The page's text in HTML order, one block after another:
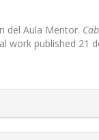
del Aula Mentor.
work published 21